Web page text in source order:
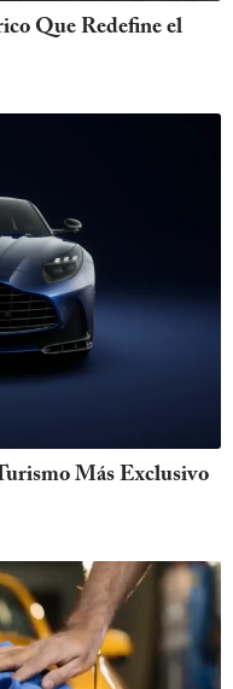
Que Redefine el
Más Exclusivo